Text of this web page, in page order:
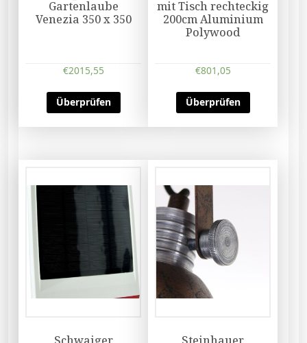
Gartenlaube
Venezia 350 x 350
€2015,55
Überprüfen
mit Tisch rechteckig
200cm Aluminium
Polywood
€801,05
Überprüfen